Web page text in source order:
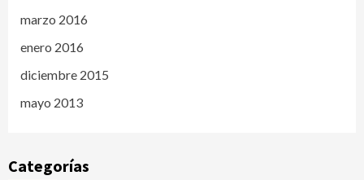
marzo 2016
enero 2016
diciembre 2015
mayo 2013
Categorías